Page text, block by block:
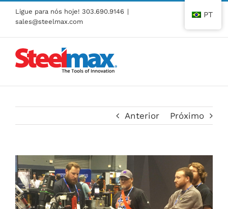
Pular
para
o
conteúdo
Ligue para nós hoje! 303.690.9146 |
sales@steelmax.com
Anterior Próximo
Ver
imagem
maior
PT